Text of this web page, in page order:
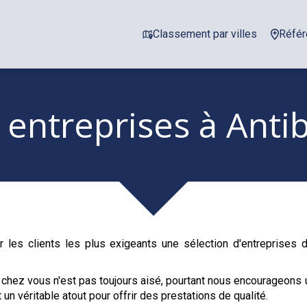
Classement par villes
à
les clients les plus exigeants une sélection d'entreprises
vous n'est pas toujours aisé, pourtant nous
véritable atout pour offrir des prestations de qualité.